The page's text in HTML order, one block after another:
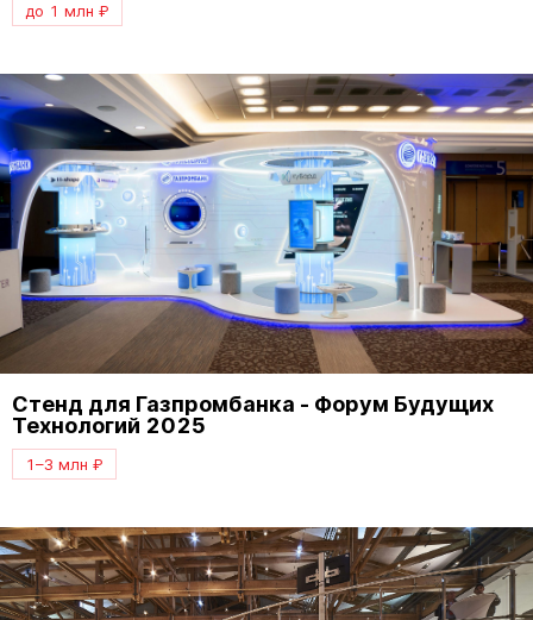
до 1 млн ₽
Стенд для Газпромбанка - Форум Будущих
Технологий 2025
1–3 млн ₽